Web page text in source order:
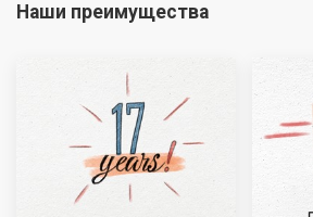
Наши преимущества